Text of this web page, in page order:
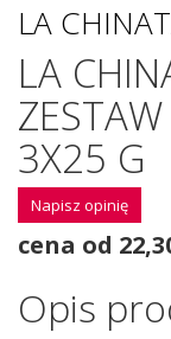
LA
LA
3X25 G
Napisz opinię
cena od
Opis